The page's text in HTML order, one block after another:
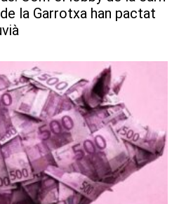
la Garrotxa han pactat